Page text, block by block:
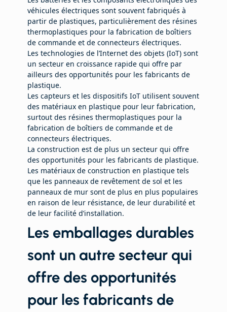
véhicules électriques sont souvent fabriqués à
partir de plastiques, particulièrement des résines
thermoplastiques pour la fabrication de boîtiers
de commande et de connecteurs électriques.
Les technologies de l’Internet des objets (IoT) sont
un secteur en croissance rapide qui offre par
ailleurs des opportunités pour les fabricants de
plastique.
Les capteurs et les dispositifs IoT utilisent souvent
des matériaux en plastique pour leur fabrication,
surtout des résines thermoplastiques pour la
fabrication de boîtiers de commande et de
connecteurs électriques.
La construction est de plus un secteur qui offre
des opportunités pour les fabricants de plastique.
Les matériaux de construction en plastique tels
que les panneaux de revêtement de sol et les
panneaux de mur sont de plus en plus populaires
en raison de leur résistance, de leur durabilité et
de leur facilité d’installation.
Les emballages durables
sont un autre secteur qui
offre des opportunités
pour les fabricants de